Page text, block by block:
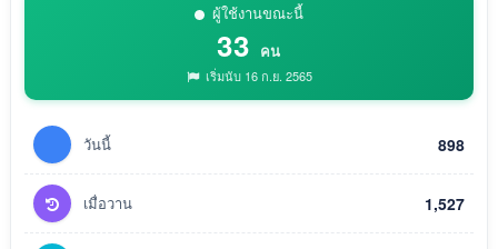
ผู้ใช้งานขณะนี้
33 คน
เริ่มนับ 16 ก.ย. 2565
วันนี้ 898
เมื่อวาน 1,527